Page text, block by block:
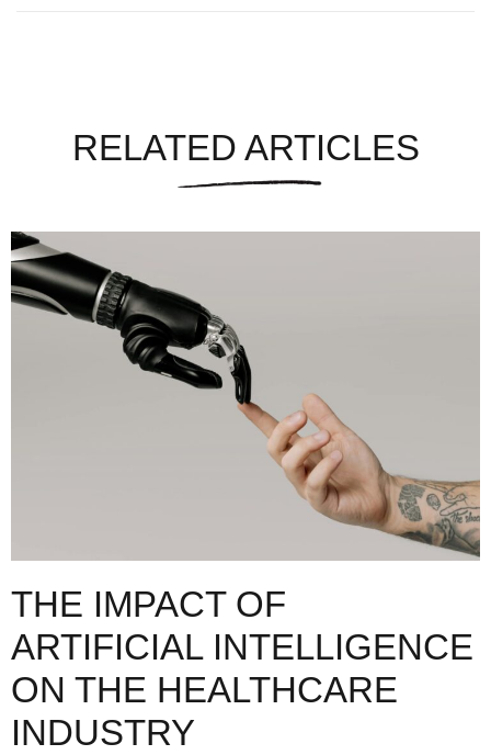
RELATED ARTICLES
THE IMPACT OF
ARTIFICIAL INTELLIGENCE
ON THE HEALTHCARE
INDUSTRY